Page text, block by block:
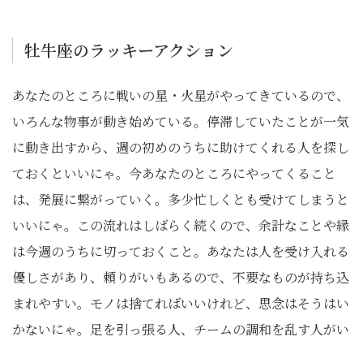
牡牛座のラッキーアクション
あなたのところに戦いの星・火星がやってきているので、
いろんな物事が動き始めている。停滞していたことが一気
に動き出すから、週の初めのうちに助けてくれる人を探し
ておくといいにゃ。今あなたのところにやってくること
は、発展に繋がっていく。多少忙しくとも受けてしまうと
いいにゃ。この流れはしばらく続くので、余計なことや縁
は今週のうちに切っておくこと。あなたは人を受け入れる
優しさがあり、頼りがいもあるので、不要なものが持ち込
まれやすい。モノは捨てればいいけれど、思念はそうはい
かないにゃ。足を引っ張る人、チームの調和を乱す人がい